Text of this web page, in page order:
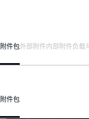
附件包外部附件内部附件负载
附件包